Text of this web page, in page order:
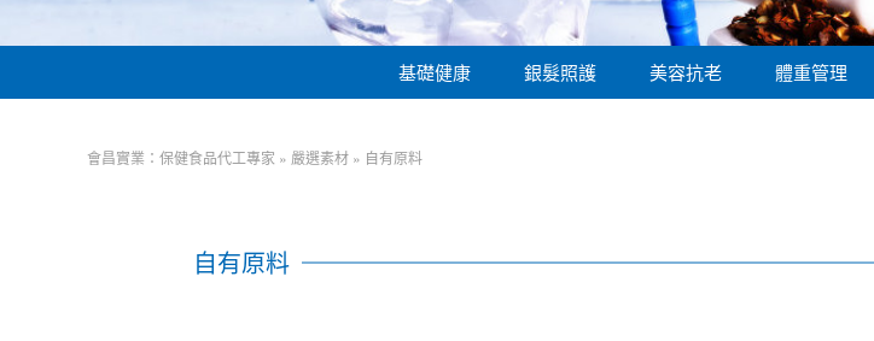
基礎健康 銀髮照護 美容抗老 體重管理
會昌實業：保健食品代工專家 » 嚴選素材 » 自有原料
自有原料